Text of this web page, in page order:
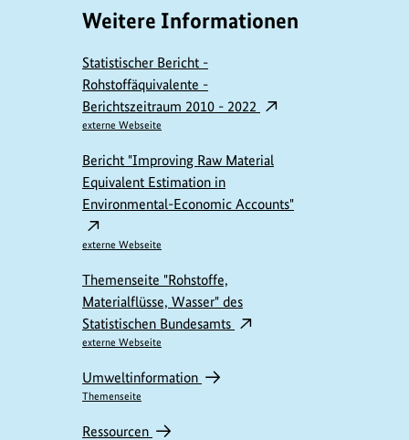
Weitere Informationen
Statistischer Bericht -
Rohstoffäquivalente -
Berichtszeitraum 2010 - 2022
externe Webseite
Bericht "Improving Raw Material
Equivalent Estimation in
Environmental-Economic Accounts"
externe Webseite
Themenseite "Rohstoffe,
Materialflüsse, Wasser" des
Statistischen Bundesamts
externe Webseite
Umweltinformation
Themenseite
Ressourcen